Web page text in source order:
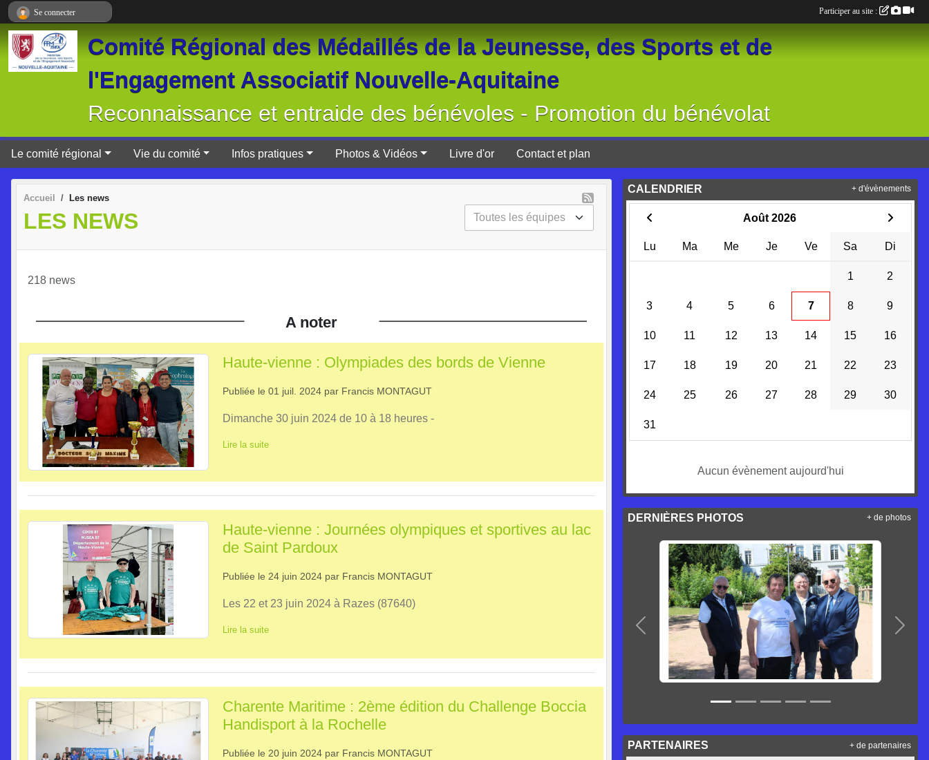
Comité Régional des Médaillés de la Jeunesse, des Sports et de
l'Engagement Associatif Nouvelle-Aquitaine
Reconnaissance et entraide des bénévoles - Promotion du bénévolat
Le comité régional Vie du comité Infos pratiques Photos & Vidéos Livre d'or Contact et plan
Accueil Les news
LES NEWS
218 news
A noter
Haute-vienne : Olympiades des bords de Vienne
Publiée le 01 juil. 2024par Francis MONTAGUT
Dimanche 30 juin 2024 de 10 à 18 heures -
Lire la suite
Haute-vienne : Journées olympiques et sportives au lac
de Saint Pardoux
Publiée le 24 juin 2024par Francis MONTAGUT
Les 22 et 23 juin 2024 à Razes (87640)
Lire la suite
Charente Maritime : 2ème édition du Challenge Boccia
Handisport à la Rochelle
Publiée le 20 juin 2024par Francis MONTAGUT
CALENDRIER
Août 2026
Lu Ma Me Je Ve Sa Di
1 2
3 4 5 6 7 8 9
10 11 12 13 14 15 16
17 18 19 20 21 22 23
24 25 26 27 28 29 30
31
Aucun évènement aujourd'hui
+ d'évènements
DERNIÈRES PHOTOS
Précedent
+ de photos
PARTENAIRES + de partenaires
Se connecter Participer au site :
Panneau de gestion des cookies